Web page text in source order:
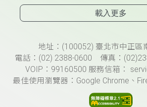
載入更多
頁尾資訊地址：(100052) 臺北市中正區
電話：(02) 2388-0600 傳真：
VOIP：99160500 服務信箱：
最佳使用瀏覽器：Google Chrome、